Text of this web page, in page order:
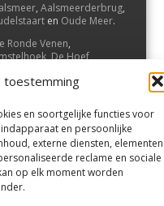
toestemming
en soortgelijke functies voor
en persoonlijke
externe diensten, elementen
reclame en sociale
op elk moment worden
, Aalsmeerderbrug,
en Oude Meer.
Ronde Venen,
,De Hoef,
,Waverveen
enDe Kwakel.
uitgaven